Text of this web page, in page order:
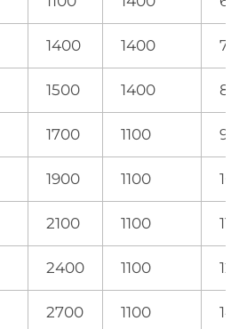
1400 1400
1500 1400
1700 1100
1900 1100
2100 1100
2400 1100
2700 1100